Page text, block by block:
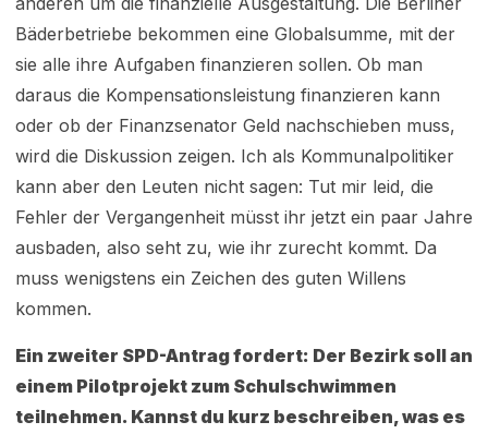
Bäderbetriebe bekommen eine Globalsumme, mit der
sie alle ihre Aufgaben finanzieren sollen. Ob man
daraus die Kompensationsleistung finanzieren kann
oder ob der Finanzsenator Geld nachschieben muss,
wird die Diskussion zeigen. Ich als Kommunalpolitiker
kann aber den Leuten nicht sagen: Tut mir leid, die
Fehler der Vergangenheit müsst ihr jetzt ein paar Jahre
ausbaden, also seht zu, wie ihr zurecht kommt. Da
muss wenigstens ein Zeichen des guten Willens
kommen.
Ein zweiter SPD-Antrag fordert: Der Bezirk soll an
einem Pilotprojekt zum Schulschwimmen
teilnehmen. Kannst du kurz beschreiben, was es